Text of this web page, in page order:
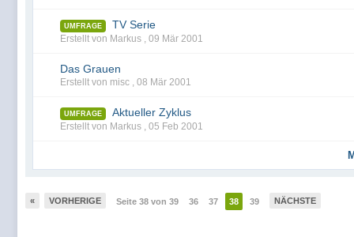
UMFRAGE TV Serie
Erstellt von Markus , 09 Mär 2001
Das Grauen
Erstellt von misc , 08 Mär 2001
UMFRAGE Aktueller Zyklus
Erstellt von Markus , 05 Feb 2001
« VORHERIGE Seite 38 von 39 36 37 38 39 NÄCHSTE